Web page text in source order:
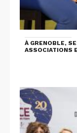
À GRENOBLE,
ASSOCIATIONS